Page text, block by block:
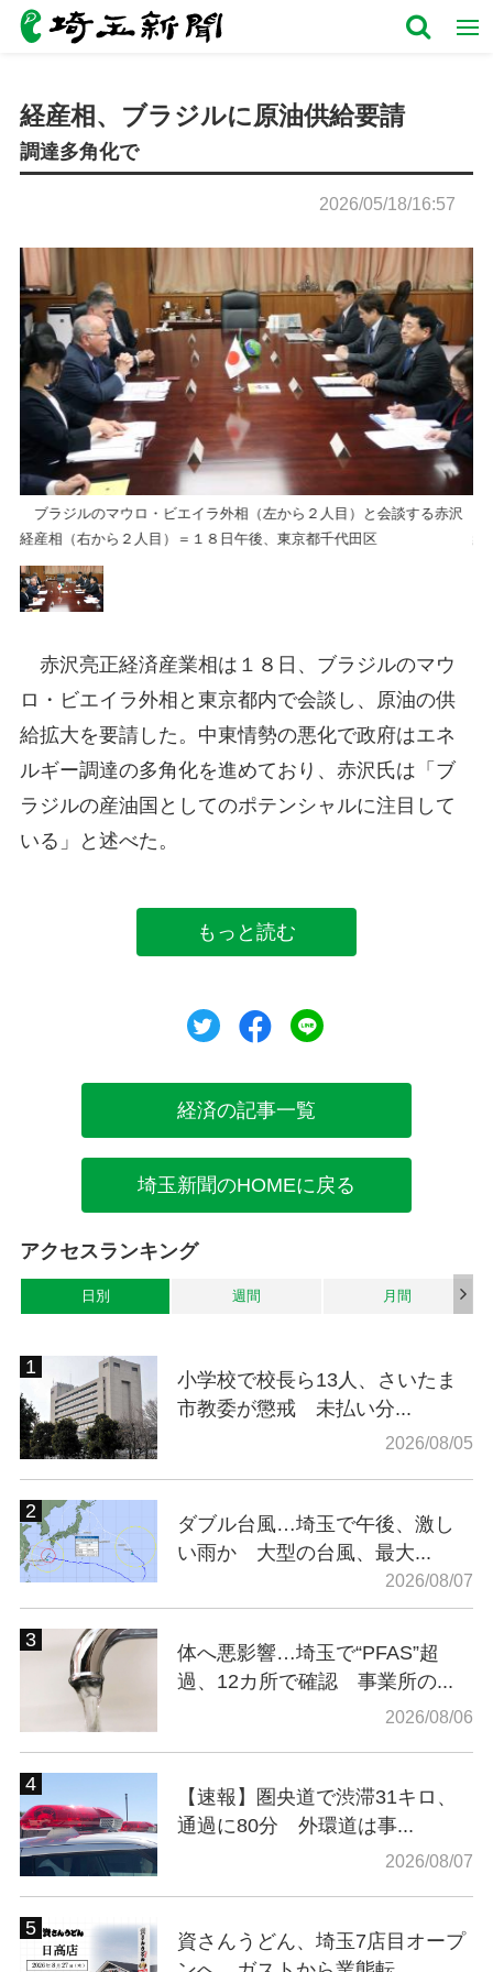
経産相、ブラジルに原油供給要請
調達多角化で
2026/05/18/16:57
ブラジルのマウロ・ビエイラ外相（左から２人目）と会談する赤沢
経産相（右から２人目）＝１８日午後、東京都千代田区
赤沢亮正経済産業相は１８日、ブラジルのマウ
ロ・ビエイラ外相と東京都内で会談し、原油の供
給拡大を要請した。中東情勢の悪化で政府はエネ
ルギー調達の多角化を進めており、赤沢氏は「ブ
ラジルの産油国としてのポテンシャルに注目して
いる」と述べた。
もっと読む
ツイートシェア
経済の記事一覧
埼玉新聞のHOMEに戻る
アクセスランキング
日別 週間 月間
小学校で校長ら13人、さいたま
市教委が懲戒 未払い分...
2026/08/05
ダブル台風…埼玉で午後、激し
い雨か 大型の台風、最大...
2026/08/07
体へ悪影響…埼玉で“PFAS”超
過、12カ所で確認 事業所の...
2026/08/06
【速報】圏央道で渋滞31キロ、
通過に80分 外環道は事...
2026/08/07
資さんうどん、埼玉7店目オープ